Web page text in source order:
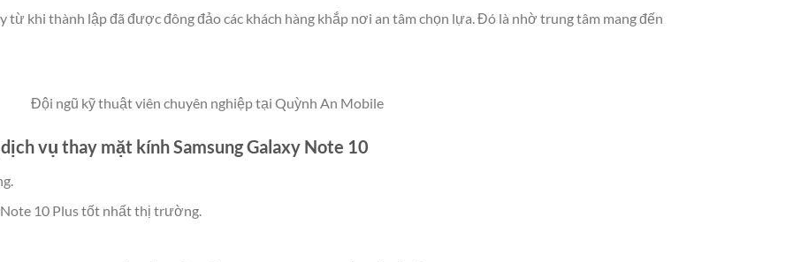
từ khi thành lập đã được đông đảo các khách hàng khắp nơi an tâm chọn lựa. Đó là nhờ trung tâm mang đến
Đội ngũ kỹ thuật viên chuyên nghiệp tại Quỳnh An Mobile
vụ thay mặt kính Samsung Galaxy Note 10
10 Plus tốt nhất thị trường.